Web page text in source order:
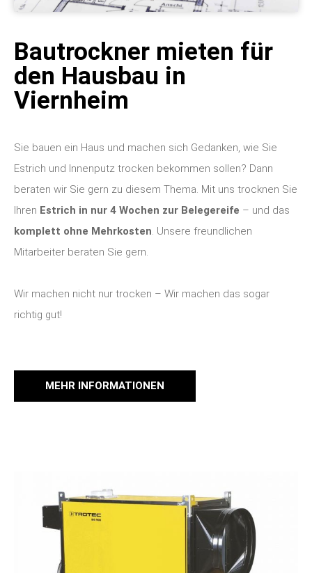
Bautrockner mieten für
den Hausbau in
Viernheim
Sie bauen ein Haus und machen sich Gedanken, wie Sie
Estrich und Innenputz trocken bekommen sollen? Dann
beraten wir Sie gern zu diesem Thema. Mit uns trocknen Sie
Ihren Estrich in nur 4 Wochen zur Belegereife – und das
komplett ohne Mehrkosten. Unsere freundlichen
Mitarbeiter beraten Sie gern.
Wir machen nicht nur trocken – Wir machen das sogar
richtig gut!
MEHR INFORMATIONEN